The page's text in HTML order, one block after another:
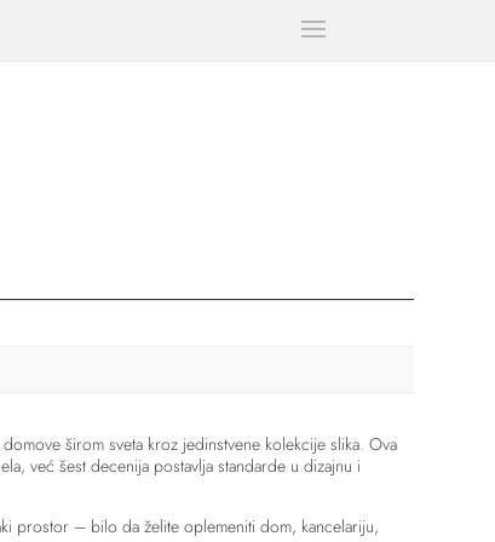
širom sveta kroz jedinstvene kolekcije slika. Ova
već šest decenija postavlja standarde u dizajnu i
prostor – bilo da želite oplemeniti dom, kancelariju,